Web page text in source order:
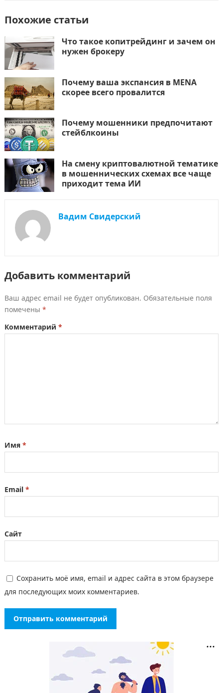
Похожие статьи
Что такое копитрейдинг и зачем он
нужен брокеру
Почему ваша экспансия в MENA
скорее всего провалится
Почему мошенники предпочитают
стейблкоины
На смену криптовалютной тематике
в мошеннических схемах все чаще
приходит тема ИИ
Вадим Свидерский
Добавить комментарий
Ваш адрес email не будет опубликован. Обязательные поля
помечены *
Комментарий *
Имя *
Email *
Сайт
Сохранить моё имя, email и адрес сайта в этом браузере
для последующих моих комментариев.